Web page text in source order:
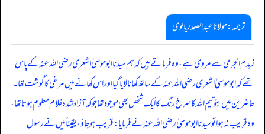
ترجمہ:مولانا عبدالصمد ریالوی
زہدم الجرمی سے مروی ہے، وہ فرماتے ہیں کہ ہم سیدنا ابوموسیٰ اشعری رضی اللہ عنہ کے پاس
تھے کہ ابوموسیٰ اشعری رضی اللہ عنہ کے ساتھ کھانا لایا گیا اور اس کھانے میں مرغی کا گوشت تھا۔
حاضرین میں بنو تیم اللہ کا سرخ رنگ کا ایک شخص بھی موجود تھا جو کہ آزاد شدہ غلام معلوم ہوتا تھا،
وہ قریب نہ ہوا تو سیدنا ابوموسیٰ رضی اللہ عنہ نے فرمایا: قریب ہو جاؤ، یقیناً میں نے رسول